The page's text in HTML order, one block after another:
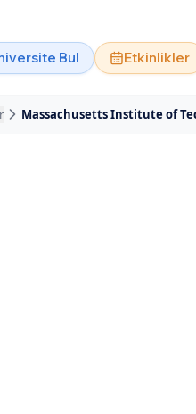
Bul Etkinlikler
Massachusetts Institute of